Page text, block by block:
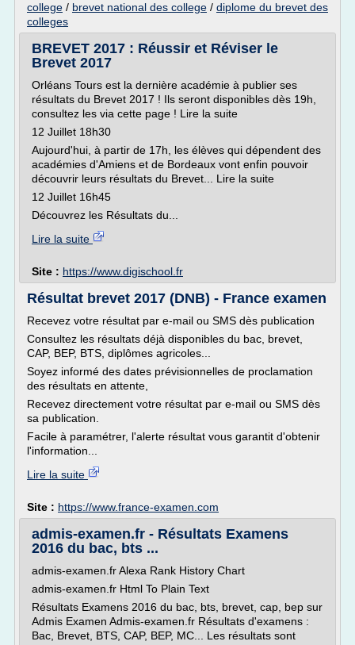
college / brevet national des college / diplome du brevet des
colleges
BREVET 2017 : Réussir et Réviser le
Brevet 2017
Orléans Tours est la dernière académie à publier ses
résultats du Brevet 2017 ! Ils seront disponibles dès 19h,
consultez les via cette page ! Lire la suite
12 Juillet 18h30
Aujourd'hui, à partir de 17h, les élèves qui dépendent des
académies d'Amiens et de Bordeaux vont enfin pouvoir
découvrir leurs résultats du Brevet... Lire la suite
12 Juillet 16h45
Découvrez les Résultats du...
Lire la suite
Site : https://www.digischool.fr
Résultat brevet 2017 (DNB) - France examen
Recevez votre résultat par e-mail ou SMS dès publication
Consultez les résultats déjà disponibles du bac, brevet,
CAP, BEP, BTS, diplômes agricoles...
Soyez informé des dates prévisionnelles de proclamation
des résultats en attente,
Recevez directement votre résultat par e-mail ou SMS dès
sa publication.
Facile à paramétrer, l'alerte résultat vous garantit d'obtenir
l'information...
Lire la suite
Site : https://www.france-examen.com
admis-examen.fr - Résultats Examens
2016 du bac, bts ...
admis-examen.fr Alexa Rank History Chart
admis-examen.fr Html To Plain Text
Résultats Examens 2016 du bac, bts, brevet, cap, bep sur
Admis Examen Admis-examen.fr Résultats d'examens :
Bac, Brevet, BTS, CAP, BEP, MC... Les résultats sont